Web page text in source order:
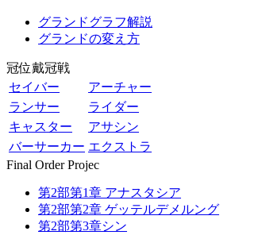
グランドグラフ解説
グランドの変え方
冠位戴冠戦
セイバー
アーチャー
ランサー
ライダー
キャスター
アサシン
バーサーカー エクストラ
Final Order Projec
第2部第1章 アナスタシア
第2部第2章 ゲッテルデメルング
第2部第3章シン